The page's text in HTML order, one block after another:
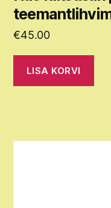
€45.00
LISA KORVI